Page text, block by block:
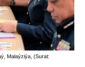
Malaýziýa, (Surat: